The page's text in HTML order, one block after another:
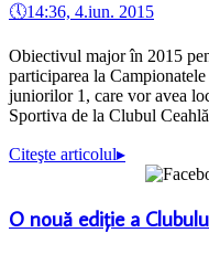
🕔14:36, 4.iun. 2015
Obiectivul major în 2015
participarea la
juniorilor 1, care vor avea
Sportiva de la Clubul
Citeşte articolul▸
O nouă ediție a